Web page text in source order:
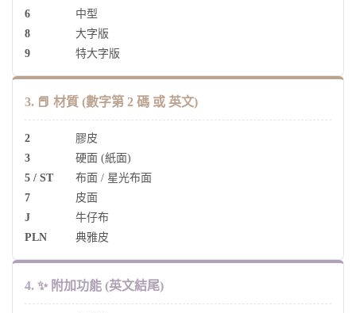
6
中型
8
大字版
9
特大字版
3. 📕 材質 (數字第 2 碼 或 英文)
2
膠皮
3
硬面 (紙面)
5 / ST
布面 / 星光布面
7
皮面
J
牛仔布
PLN
典雅皮
4. ✨ 附加功能 (英文結尾)